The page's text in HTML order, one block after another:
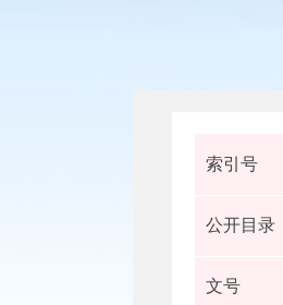
索引号
公开目录
文号